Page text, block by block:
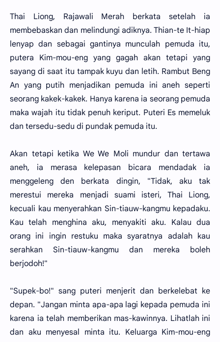
Thai Liong, Rajawali Merah berkata setelah ia
membebaskan dan melindungi adiknya. Thian-te It-hiap
lenyap dan sebagai gantinya munculah pemuda itu,
putera Kim-mou-eng yang gagah akan tetapi yang
sayang di saat itu tampak kuyu dan letih. Rambut Beng
An yang putih menjadikan pemuda ini aneh seperti
seorang kakek-kakek. Hanya karena ia seorang pemuda
maka wajah itu tidak penuh keriput. Puteri Es memeluk
dan tersedu-sedu di pundak pemuda itu.
Akan tetapi ketika We We Moli mundur dan tertawa
aneh, ia merasa kelepasan bicara mendadak ia
menggeleng den berkata dingin, "Tidak, aku tak
merestui mereka menjadi suami isteri, Thai Liong,
kecuali kau menyerahkan Sin-tiauw-kangmu kepadaku.
Kau telah menghina aku, menyakiti aku. Kalau dua
orang ini ingin restuku maka syaratnya adalah kau
serahkan Sin-tiauw-kangmu dan mereka boleh
berjodoh!"
"Supek-bo!" sang puteri menjerit dan berkelebat ke
depan. "Jangan minta apa-apa lagi kepada pemuda ini
karena ia telah memberikan mas-kawinnya. Lihatlah ini
dan aku menyesal minta itu. Keluarga Kim-mou-eng